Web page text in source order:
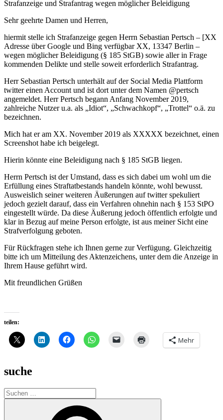
Strafanzeige und Strafantrag wegen möglicher Beleidigung
Sehr geehrte Damen und Herren,
hiermit stelle ich Strafanzeige gegen Herrn Sebastian Pertsch – [XX
Adresse über Google und Bing verfügbar XX, 13347 Berlin –
wegen möglicher Beleidigung (§ 185 StGB) sowie aller in Frage
kommenden Delikte und stelle soweit erforderlich Strafantrag.
Herr Sebastian Pertsch unterhält auf der Social Media Plattform
twitter einen Account und ist dort unter dem Namen @pertsch
angemeldet. Herr Pertsch begann Anfang November 2019,
zahlreiche Nutzer u.a. als „Idiot“, „Schwachkopf“, „Trottel“ o.ä. zu
bezeichnen.
Mich hat er am XX. November 2019 als XXXXX bezeichnet, einen
Screenshot habe ich beigelegt.
Hierin könnte eine Beleidigung nach § 185 StGB liegen.
Herrn Pertsch ist der Umstand, dass es sich dabei um wohl um die
Erfüllung eines Straftatbestands handeln könnte, wohl bewusst.
Ausweislich seiner weiteren Äußerungen auf twitter spekuliert
jedoch gezielt darauf, dass ein Verfahren ohnehin nach § 153 StPO
eingestellt würde. Da diese Äußerung jedoch öffentlich erfolgte und
klar in Bezug auf meine Person erfolgte, ist aus meiner Sicht eine
Strafverfolgung geboten.
Für Rückfragen stehe ich Ihnen gerne zur Verfügung. Gleichzeitig
bitte ich um Mitteilung des Aktenzeichens, unter dem die Anzeige in
Ihrem Hause geführt wird.
Mit freundlichen Grüßen
teilen:
Mehr
suche
Suche
nach: